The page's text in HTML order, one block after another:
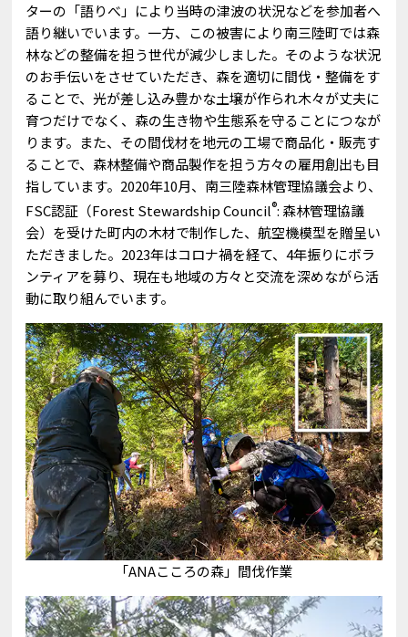
ターの「語りべ」により当時の津波の状況などを参加者へ
語り継いでいます。一方、この被害により南三陸町では森
林などの整備を担う世代が減少しました。そのような状況
のお手伝いをさせていただき、森を適切に間伐・整備をす
ることで、光が差し込み豊かな土壌が作られ木々が丈夫に
育つだけでなく、森の生き物や生態系を守ることにつなが
ります。また、その間伐材を地元の工場で商品化・販売す
ることで、森林整備や商品製作を担う方々の雇用創出も目
指しています。2020年10月、南三陸森林管理協議会より、
FSC認証（Forest Stewardship Council®: 森林管理協議
会）を受けた町内の木材で制作した、航空機模型を贈呈い
ただきました。2023年はコロナ禍を経て、4年振りにボラ
ンティアを募り、現在も地域の方々と交流を深めながら活
動に取り組んでいます。
「ANAこころの森」間伐作業